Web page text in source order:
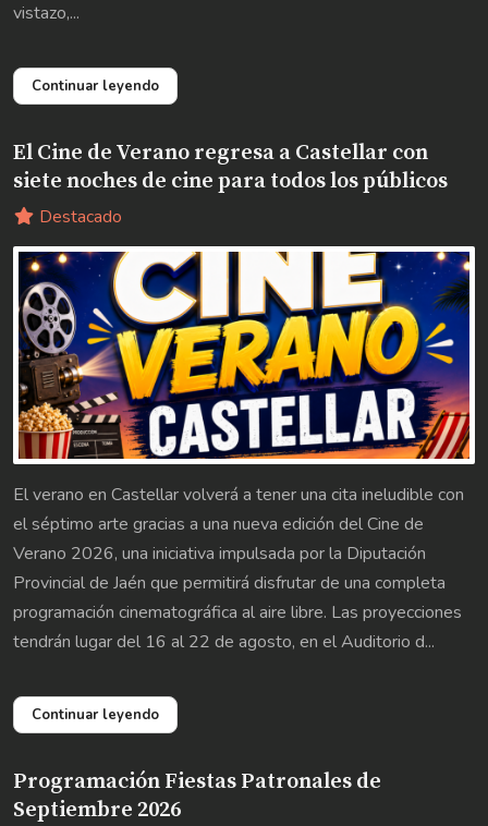
vistazo,...
Continuar leyendo
El Cine de Verano regresa a Castellar con
siete noches de cine para todos los públicos
Destacado
El verano en Castellar volverá a tener una cita ineludible con
el séptimo arte gracias a una nueva edición del Cine de
Verano 2026, una iniciativa impulsada por la Diputación
Provincial de Jaén que permitirá disfrutar de una completa
programación cinematográfica al aire libre. Las proyecciones
tendrán lugar del 16 al 22 de agosto, en el Auditorio d...
Continuar leyendo
Programación Fiestas Patronales de
Septiembre 2026